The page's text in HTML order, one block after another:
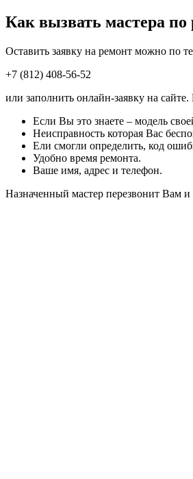
Как вызвать мастера
Оставить заявку на ремонт можно по
+7 (812) 408-56-52
или заполнить онлайн-заявку на
Если Вы это знаете – модель
Неисправность которая Вас
Ели смогли определить, код
Удобно время ремонта.
Ваше имя, адрес и телефон.
Назначенный мастер перезвонит Вам и